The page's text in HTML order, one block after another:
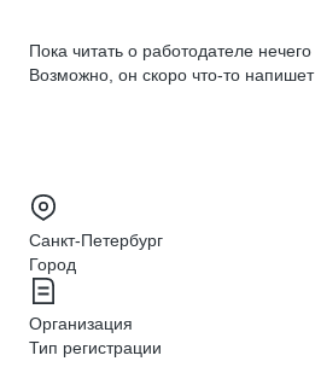
Пока читать о работодателе нечего
Возможно, он скоро что‑то напишет
Санкт-Петербург
Город
Организация
Тип регистрации